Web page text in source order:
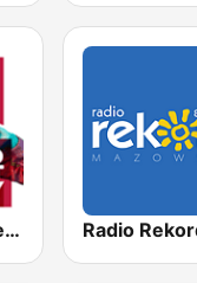
Radio ZET Same Hity